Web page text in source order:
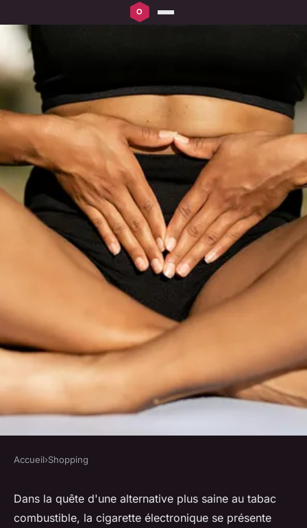
SHOPPING
Les avantages de la cigarette
Accueil›Shopping
Dans la quête d'une alternative plus saine au tabac
combustible, la cigarette électronique se présente